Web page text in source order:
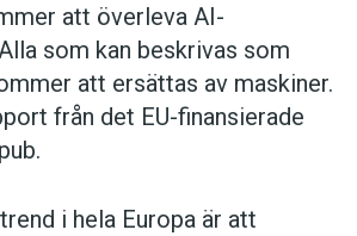
att överleva AI-
som kan beskrivas som
att ersättas av maskiner.
från det EU-finansierade
i hela Europa är att